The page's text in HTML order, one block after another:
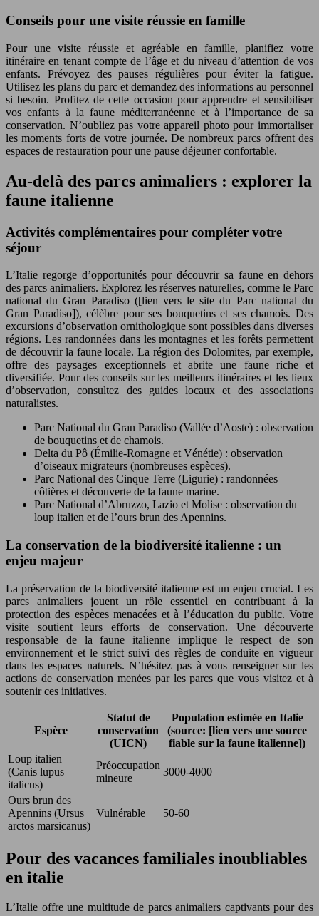
Conseils pour une visite réussie en famille
Pour une visite réussie et agréable en famille, planifiez votre
itinéraire en tenant compte de l’âge et du niveau d’attention de vos
enfants. Prévoyez des pauses régulières pour éviter la fatigue.
Utilisez les plans du parc et demandez des informations au personnel
si besoin. Profitez de cette occasion pour apprendre et sensibiliser
vos enfants à la faune méditerranéenne et à l’importance de sa
conservation. N’oubliez pas votre appareil photo pour immortaliser
les moments forts de votre journée. De nombreux parcs offrent des
espaces de restauration pour une pause déjeuner confortable.
Au-delà des parcs animaliers : explorer la
faune italienne
Activités complémentaires pour compléter votre
séjour
L’Italie regorge d’opportunités pour découvrir sa faune en dehors
des parcs animaliers. Explorez les réserves naturelles, comme le Parc
national du Gran Paradiso ([lien vers le site du Parc national du
Gran Paradiso]), célèbre pour ses bouquetins et ses chamois. Des
excursions d’observation ornithologique sont possibles dans diverses
régions. Les randonnées dans les montagnes et les forêts permettent
de découvrir la faune locale. La région des Dolomites, par exemple,
offre des paysages exceptionnels et abrite une faune riche et
diversifiée. Pour des conseils sur les meilleurs itinéraires et les lieux
d’observation, consultez des guides locaux et des associations
naturalistes.
Parc National du Gran Paradiso (Vallée d’Aoste) : observation
de bouquetins et de chamois.
Delta du Pô (Émilie-Romagne et Vénétie) : observation
d’oiseaux migrateurs (nombreuses espèces).
Parc National des Cinque Terre (Ligurie) : randonnées
côtières et découverte de la faune marine.
Parc National d’Abruzzo, Lazio et Molise : observation du
loup italien et de l’ours brun des Apennins.
La conservation de la biodiversité italienne : un
enjeu majeur
La préservation de la biodiversité italienne est un enjeu crucial. Les
parcs animaliers jouent un rôle essentiel en contribuant à la
protection des espèces menacées et à l’éducation du public. Votre
visite soutient leurs efforts de conservation. Une découverte
responsable de la faune italienne implique le respect de son
environnement et le strict suivi des règles de conduite en vigueur
dans les espaces naturels. N’hésitez pas à vous renseigner sur les
actions de conservation menées par les parcs que vous visitez et à
soutenir ces initiatives.
Espèce
Statut de
conservation
(UICN)
Population estimée en Italie
(source: [lien vers une source
fiable sur la faune italienne])
Loup italien
(Canis lupus
italicus)
Préoccupation
mineure
3000-4000
Ours brun des
Apennins (Ursus
arctos marsicanus)
Vulnérable 50-60
Pour des vacances familiales inoubliables
en italie
L’Italie offre une multitude de parcs animaliers captivants pour des